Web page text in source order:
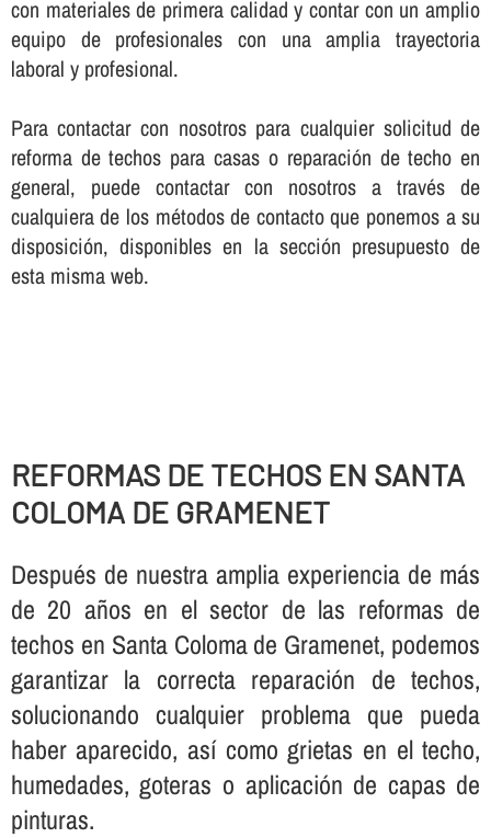
con materiales de primera calidad y contar con un amplio
equipo de profesionales con una amplia trayectoria
laboral y profesional.
Para contactar con nosotros para cualquier solicitud de
reforma de techos para casas o reparación de techo en
general, puede contactar con nosotros a través de
cualquiera de los métodos de contacto que ponemos a su
disposición, disponibles en la sección presupuesto de
esta misma web.
REFORMAS DE TECHOS EN SANTA
COLOMA DE GRAMENET
Después de nuestra amplia experiencia de más
de 20 años en el sector de las reformas de
techos en Santa Coloma de Gramenet, podemos
garantizar la correcta reparación de techos,
solucionando cualquier problema que pueda
haber aparecido, así­ como grietas en el techo,
humedades, goteras o aplicación de capas de
pinturas.